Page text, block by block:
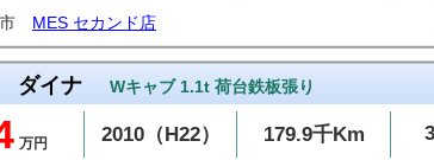
MES セカンド店
ダイナ Wキャブ 1.1t 荷台鉄板張り
万円 2010（H22） 179.9千Km